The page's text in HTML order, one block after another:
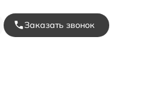
Заказать звонок